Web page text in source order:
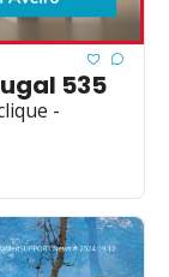
535
-